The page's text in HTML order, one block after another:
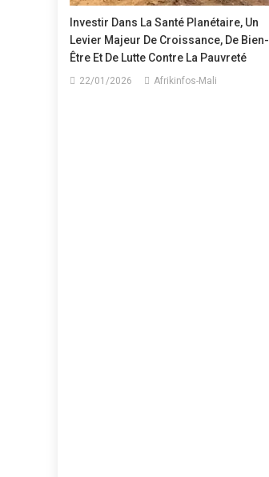
Investir Dans La Santé Planétaire, Un
Levier Majeur De Croissance, De Bien-
Être Et De Lutte Contre La Pauvreté
22/01/2026 Afrikinfos-Mali